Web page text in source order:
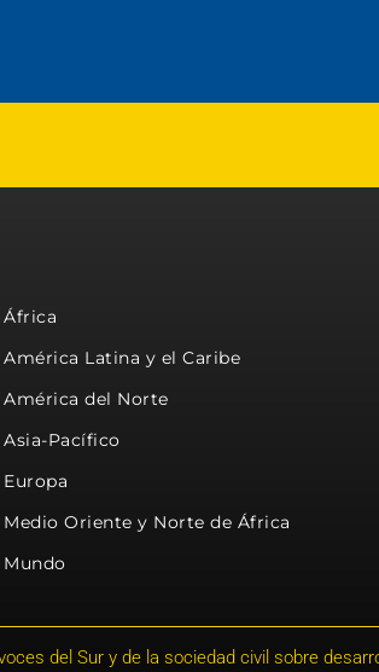
África
América Latina y el Caribe
América del Norte
Asia-Pacífico
Europa
Medio Oriente y Norte de África
Mundo
del Sur y de la sociedad civil sobre